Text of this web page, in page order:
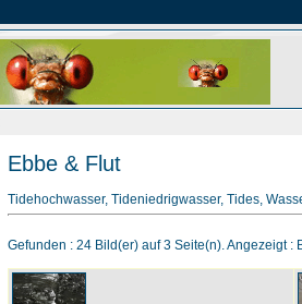
Ebbe & Flut
Tidehochwasser, Tideniedrigwasser, Tides,
Gefunden : 24 Bild(er) auf 3 Seite(n). Angezeigt :